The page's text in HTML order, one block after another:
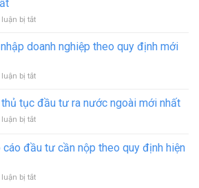
bị tắtở
giấy
động
–
ký
động
doanh nghiệp theo quy định mới
bị tắtở
tục
nhập
nghiệp
định
tục đầu tư ra nước ngoài mới nhất
bị tắtở
kiện
và
tục
cáo đầu tư cần nộp theo quy định hiện
bị tắtở